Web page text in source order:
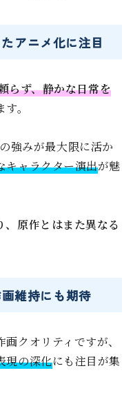
アニメ化に注目
らず、静かな日常を
。
強みが最大限に活か
キャラクター演出が魅
、原作とはまた異なる
維持にも期待
クオリティですが、
現の深化にも注目が集